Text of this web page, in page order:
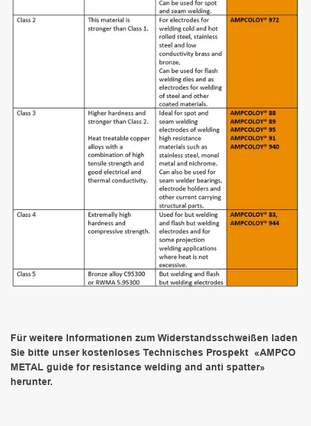
Für weitere Informationen zum Widerstandsschweißen laden
Sie bitte unser kostenloses Technisches Prospekt «AMPCO
METAL guide for resistance welding and anti spatter»
herunter.